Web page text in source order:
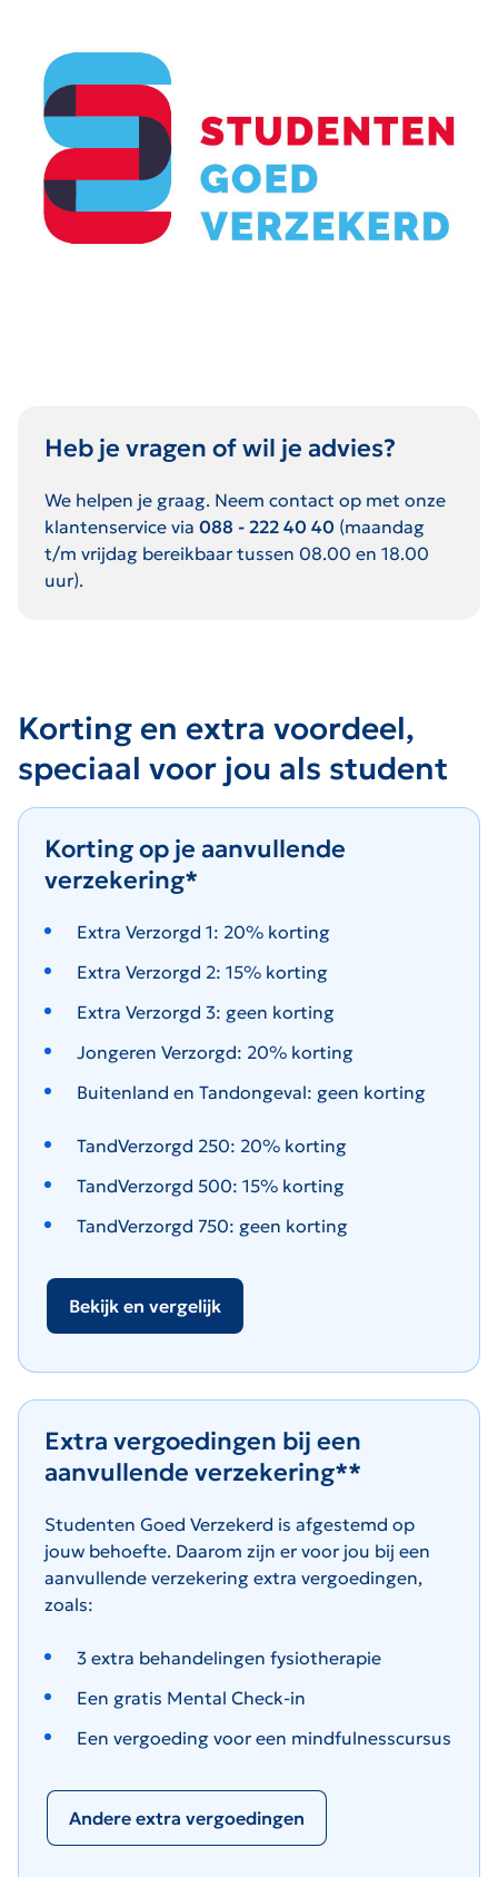
Heb je vragen of wil je advies?
We helpen je graag. Neem contact op met onze
klantenservice via 088 - 222 40 40 (maandag
t/m vrijdag bereikbaar tussen 08.00 en 18.00
uur).
Korting en extra voordeel,
speciaal voor jou als student
Korting op je aanvullende
verzekering*
Extra Verzorgd 1: 20% korting
Extra Verzorgd 2: 15% korting
Extra Verzorgd 3: geen korting
Jongeren Verzorgd: 20% korting
Buitenland en Tandongeval: geen korting
TandVerzorgd 250: 20% korting
TandVerzorgd 500: 15% korting
TandVerzorgd 750: geen korting
Bekijk en vergelijk
Extra vergoedingen bij een
aanvullende verzekering**
Studenten Goed Verzekerd is afgestemd op
jouw behoefte. Daarom zijn er voor jou bij een
aanvullende verzekering extra vergoedingen,
zoals:
3 extra behandelingen fysiotherapie
Een gratis Mental Check-in
Een vergoeding voor een mindfulnesscursus
Andere extra vergoedingen